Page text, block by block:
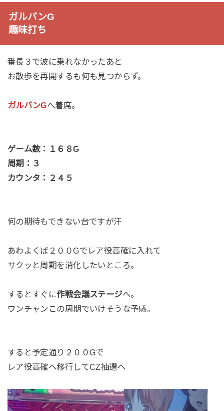
ガルパンG
趣味打ち
番長３で波に乗れなかったあと
お散歩を再開するも何も見つからず。
ガルパンGへ着席。
ゲーム数：１６８G
周期：３
カウンタ：２４５
何の期待もできない台ですが汗
あわよくば２００Gでレア役高確に入れて
サクッと周期を消化したいところ。
するとすぐに作戦会議ステージへ。
ワンチャンこの周期でいけそうな予感。
すると予定通り２００Gで
レア役高確へ移行してCZ抽選へ